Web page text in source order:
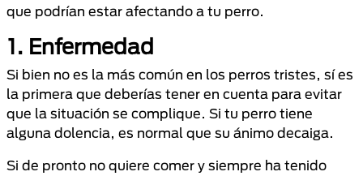
que podrían estar afectando a tu perro.
1. Enfermedad
Si bien no es la más común en los perros tristes, sí es
la primera que deberías tener en cuenta para evitar
que la situación se complique. Si tu perro tiene
alguna dolencia, es normal que su ánimo decaiga.
Si de pronto no quiere comer y siempre ha tenido